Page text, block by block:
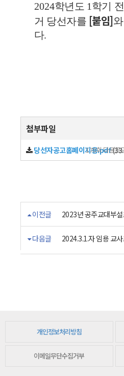
2024학년도 1학기
거 당선자를 [붙임]
다.
첨부파일
당선자공고홈페이지용.pdf
170회 다운로
이전글
2023년 공주교대부
다음글
2024.3.1.자 임용 교
개인정보처리방침
이메일무단수집거부